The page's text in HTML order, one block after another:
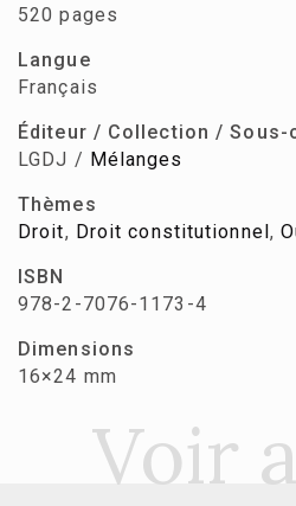
520 pages
Langue
Français
Éditeur / Collection /
LGDJ / Mélanges
Thèmes
Droit, Droit constitutionnel,
ISBN
978-2-7076-1173-4
Dimensions
16×24 mm
Voir